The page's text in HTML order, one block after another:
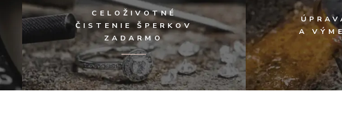
CELOŽIVOTNÉ
ČISTENIE ŠPERKOV
ZADARMO
A